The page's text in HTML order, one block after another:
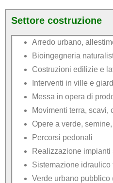
Settore costruzione
Arredo urbano,
Bioingegneria
Costruzioni edilizie e
Interventi in ville e
Messa in opera di
Movimenti terra, scavi,
Opere a verde,
Percorsi pedonali
Realizzazione
Sistemazione
Verde urbano pubblico